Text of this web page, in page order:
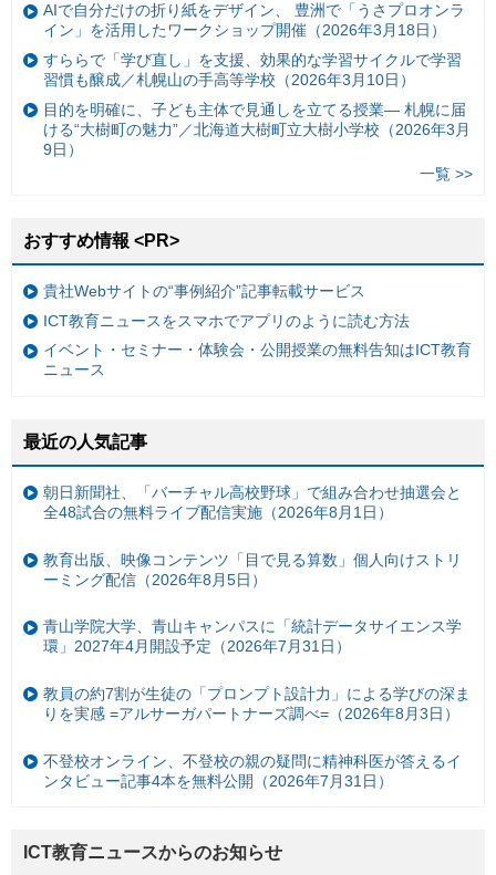
AIで自分だけの折り紙をデザイン、 豊洲で「うさプロオンラ
イン」を活用したワークショップ開催（2026年3月18日）
すららで「学び直し」を支援、効果的な学習サイクルで学習
習慣も醸成／札幌山の手高等学校（2026年3月10日）
目的を明確に、子ども主体で見通しを立てる授業— 札幌に届
ける“大樹町の魅力”／北海道大樹町立大樹小学校（2026年3月
9日）
一覧 >>
おすすめ情報 <PR>
貴社Webサイトの“事例紹介”記事転載サービス
ICT教育ニュースをスマホでアプリのように読む方法
イベント・セミナー・体験会・公開授業の無料告知はICT教育
ニュース
最近の人気記事
朝日新聞社、「バーチャル高校野球」で組み合わせ抽選会と
全48試合の無料ライブ配信実施（2026年8月1日）
教育出版、映像コンテンツ「目で見る算数」個人向けストリ
ーミング配信（2026年8月5日）
青山学院大学、青山キャンパスに「統計データサイエンス学
環」2027年4月開設予定（2026年7月31日）
教員の約7割が生徒の「プロンプト設計力」による学びの深ま
りを実感 =アルサーガパートナーズ調べ=（2026年8月3日）
不登校オンライン、不登校の親の疑問に精神科医が答えるイ
ンタビュー記事4本を無料公開（2026年7月31日）
ICT教育ニュースからのお知らせ